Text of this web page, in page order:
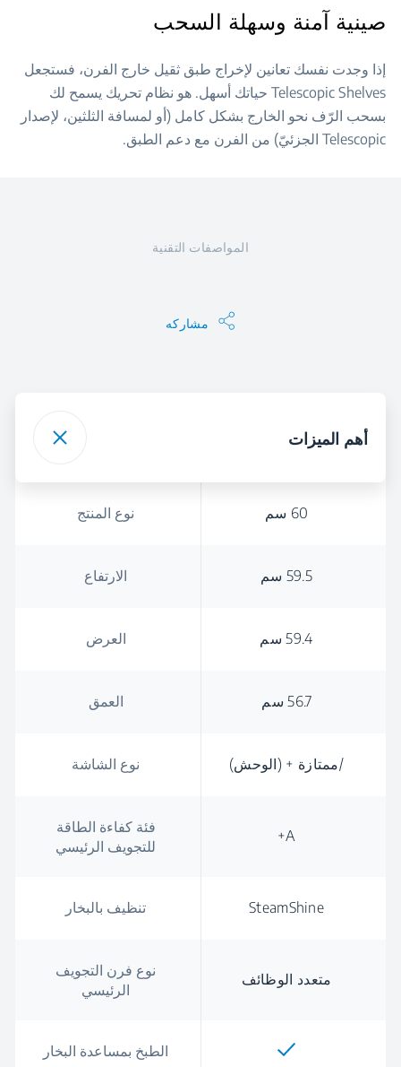
صينية آمنة وسهلة السحب
إذا وجدت نفسك تعانين لإخراج طبق ثقيل خارج الفرن، فستجعل
Telescopic Shelves حياتك أسهل. هو نظام تحريك يسمح لك
بسحب الرّف نحو الخارج بشكل كامل (أو لمسافة الثلثين، لإصدار
Telescopic الجزئيّ) من الفرن مع دعم الطبق.
المواصفات التقنية
مشاركه
أهم الميزات
نوع المنتج 60 سم
الارتفاع 59.5 سم
العرض 59.4 سم
العمق 56.7 سم
نوع الشاشة /ممتازة + (الوحش)
فئة كفاءة الطاقة
للتجويف الرئيسي
A+
تنظيف بالبخار SteamShine
نوع فرن التجويف
الرئيسي
متعدد الوظائف
الطبخ بمساعدة البخار